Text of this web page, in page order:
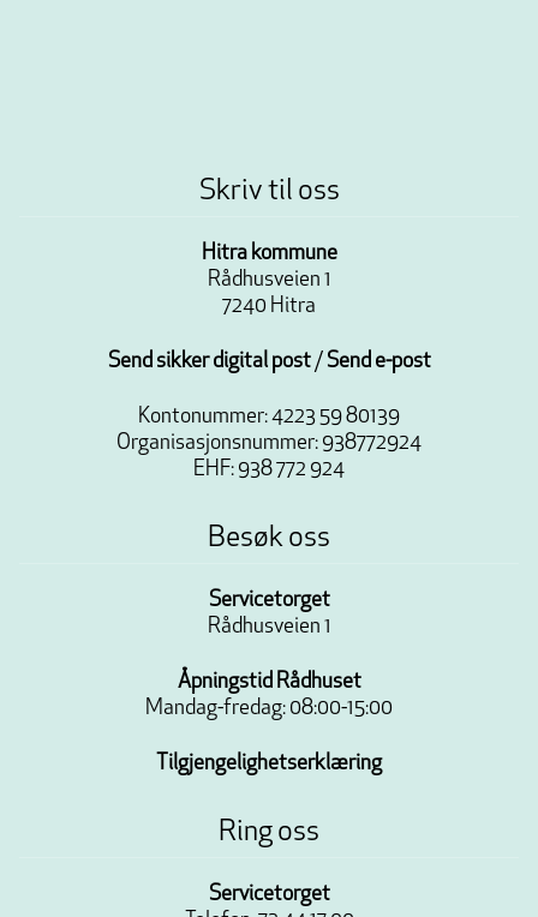
Skriv til oss
Hitra kommune
Rådhusveien 1
7240 Hitra
Send sikker digital post/ Send e-post
Kontonummer: 4223 59 80139
Organisasjonsnummer: 938772924
EHF: 938 772 924
Besøk oss
Servicetorget
Rådhusveien 1
Åpningstid Rådhuset
Mandag-fredag: 08:00-15:00
Tilgjengelighetserklæring
Ring oss
Servicetorget